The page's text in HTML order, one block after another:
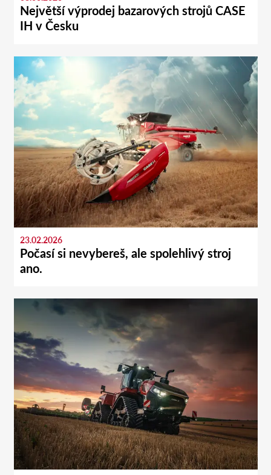
Největší výprodej bazarových strojů CASE
IH v Česku
23.02.2026
Počasí si nevybereš, ale spolehlivý stroj
ano.